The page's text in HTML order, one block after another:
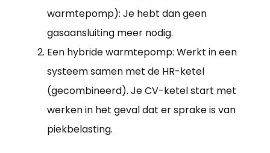
warmtepomp): Je hebt dan geen
gasaansluiting meer nodig.
Een hybride warmtepomp: Werkt in een
systeem samen met de HR-ketel
(gecombineerd). Je CV-ketel start met
werken in het geval dat er sprake is van
piekbelasting.